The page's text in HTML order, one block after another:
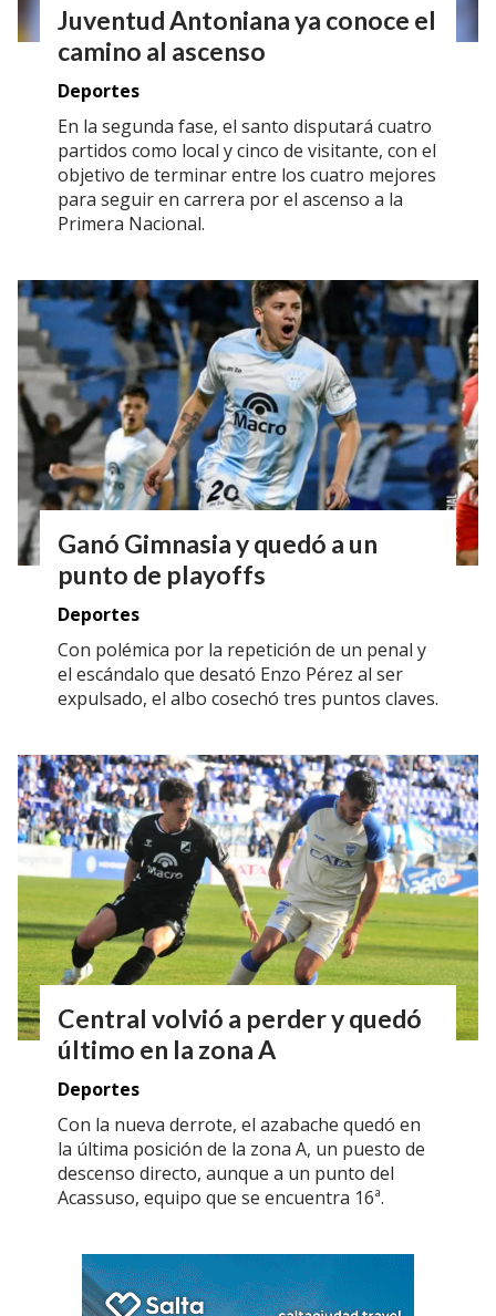
Juventud Antoniana ya conoce el
camino al ascenso
Deportes
En la segunda fase, el santo disputará cuatro
partidos como local y cinco de visitante, con el
objetivo de terminar entre los cuatro mejores
para seguir en carrera por el ascenso a la
Primera Nacional.
Ganó Gimnasia y quedó a un
punto de playoffs
Deportes
Con polémica por la repetición de un penal y
el escándalo que desató Enzo Pérez al ser
expulsado, el albo cosechó tres puntos claves.
Central volvió a perder y quedó
último en la zona A
Deportes
Con la nueva derrote, el azabache quedó en
la última posición de la zona A, un puesto de
descenso directo, aunque a un punto del
Acassuso, equipo que se encuentra 16ª.